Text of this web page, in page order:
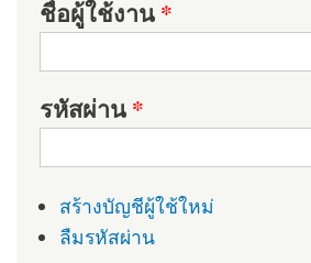
ชื่อผู้ใช้งาน*
รหัสผ่าน*
สร้างบัญชีผู้ใช้ใหม่
ลืมรหัสผ่าน